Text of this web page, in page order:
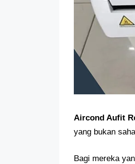
Aircond Aufit
yang bukan
Bagi mereka